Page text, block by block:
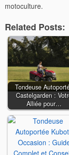
motoculture.
Related Posts:
Tondeuse
Castelgarden :
Alliée pour…